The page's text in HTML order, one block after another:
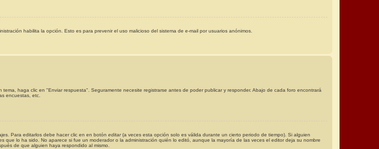
habilita la opción. Esto es para prevenir el uso malicioso del sistema de e-mail por usuarios anónimos.
haga clic en "Enviar respuesta". Seguramente necesite registrarse antes de poder publicar y responder. Abajo de cada foro encontrará
encuestas, etc.
Para editarlos debe hacer clic en en botón editar(a veces esta opción solo es válida durante un cierto periodo de tiempo). Si alguien
lo ha sido. No aparece si fue un moderador o la administración quién lo editó, aunque la mayoría de las veces el editor deja su nombre
de que alguien haya respondido al mismo.